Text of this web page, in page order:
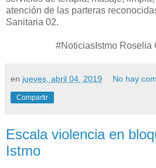
atención de las parteras
Sanitaria 02.
#NoticiasIstmo Roselia
en jueves, abril 04, 2019 No hay
Compartir
Escala violencia en
Istmo